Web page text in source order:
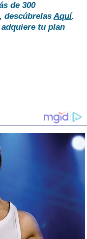
de 300
descúbrelasAquí.
tu plan